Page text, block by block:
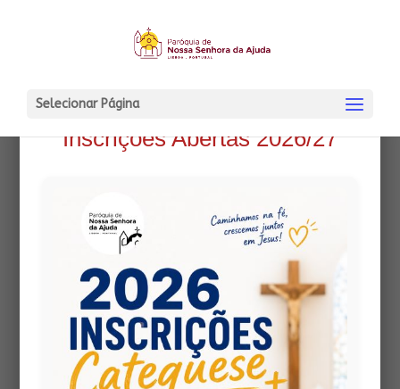
Selecionar Página
O BENGALINHAS 1065
25 Outubro, 2014| O Bengalinhas
Security Error:PDF files must be
hosted on the same domain as this
Inscrições Abertas 2026/27